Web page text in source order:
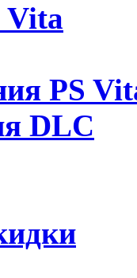
Vita
PS
DLC